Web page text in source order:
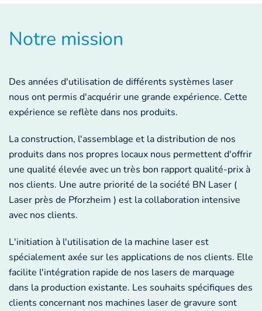
Notre mission
Des années d'utilisation de différents systèmes laser
nous ont permis d'acquérir une grande expérience. Cette
expérience se reflète dans nos produits.
La construction, l'assemblage et la distribution de nos
produits dans nos propres locaux nous permettent d'offrir
une qualité élevée avec un très bon rapport qualité-prix à
nos clients. Une autre priorité de la société BN Laser (
Laser près de Pforzheim ) est la collaboration intensive
avec nos clients.
L'initiation à l'utilisation de la machine laser est
spécialement axée sur les applications de nos clients. Elle
facilite l'intégration rapide de nos lasers de marquage
dans la production existante. Les souhaits spécifiques des
clients concernant nos machines laser de gravure sont